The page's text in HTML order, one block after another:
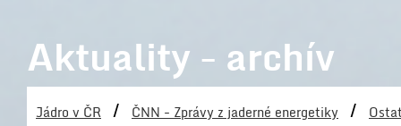
Aktuality - archív
Jádro v ČR / ČNN - Zprávy z jaderné energetiky /